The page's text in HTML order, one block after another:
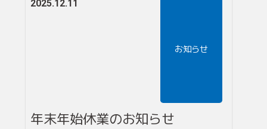
2025.12.11
お知らせ
年末年始休業のお知らせ